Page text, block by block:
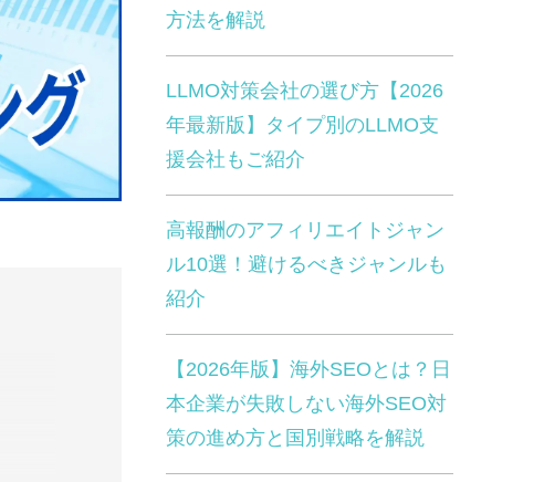
方法を解説
LLMO対策会社の選び方【2026
年最新版】タイプ別のLLMO支
援会社もご紹介
高報酬のアフィリエイトジャン
ル10選！避けるべきジャンルも
紹介
【2026年版】海外SEOとは？日
本企業が失敗しない海外SEO対
策の進め方と国別戦略を解説